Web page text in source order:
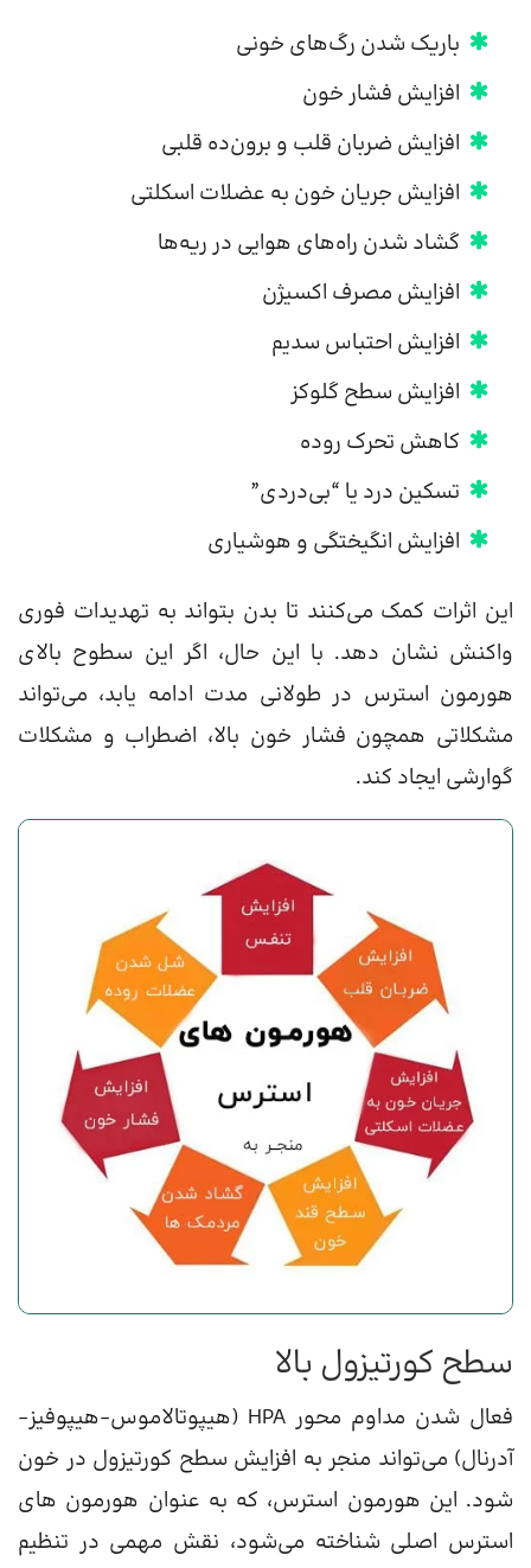
باریک شدن رگ‌های خونی
افزایش فشار خون
افزایش ضربان قلب و برون‌ده قلبی
افزایش جریان خون به عضلات اسکلتی
گشاد شدن راه‌های هوایی در ریه‌ها
افزایش مصرف اکسیژن
افزایش احتباس سدیم
افزایش سطح گلوکز
کاهش تحرک روده
تسکین درد یا “بی‌دردی”
افزایش انگیختگی و هوشیاری
این اثرات کمک می‌کنند تا بدن بتواند به تهدیدات فوری
واکنش نشان دهد. با این حال، اگر این سطوح بالای
هورمون استرس در طولانی مدت ادامه یابد، می‌تواند
مشکلاتی همچون فشار خون بالا، اضطراب و مشکلات
گوارشی ایجاد کند.
سطح کورتیزول بالا
فعال شدن مداوم محور HPA (هیپوتالاموس-هیپوفیز-
آدرنال) می‌تواند منجر به افزایش سطح کورتیزول در خون
شود. این هورمون استرس، که به عنوان هورمون های
استرس اصلی شناخته می‌شود، نقش مهمی در تنظیم